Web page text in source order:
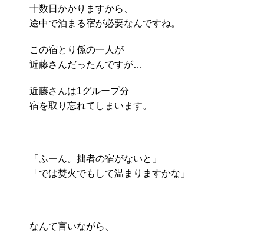
十数日かかりますから、
途中で泊まる宿が必要なんですね。
この宿とり係の一人が
近藤さんだったんですが…
近藤さんは1グループ分
宿を取り忘れてしまいます。
「ふーん。拙者の宿がないと」
「では焚火でもして温まりますかな」
なんて言いながら、